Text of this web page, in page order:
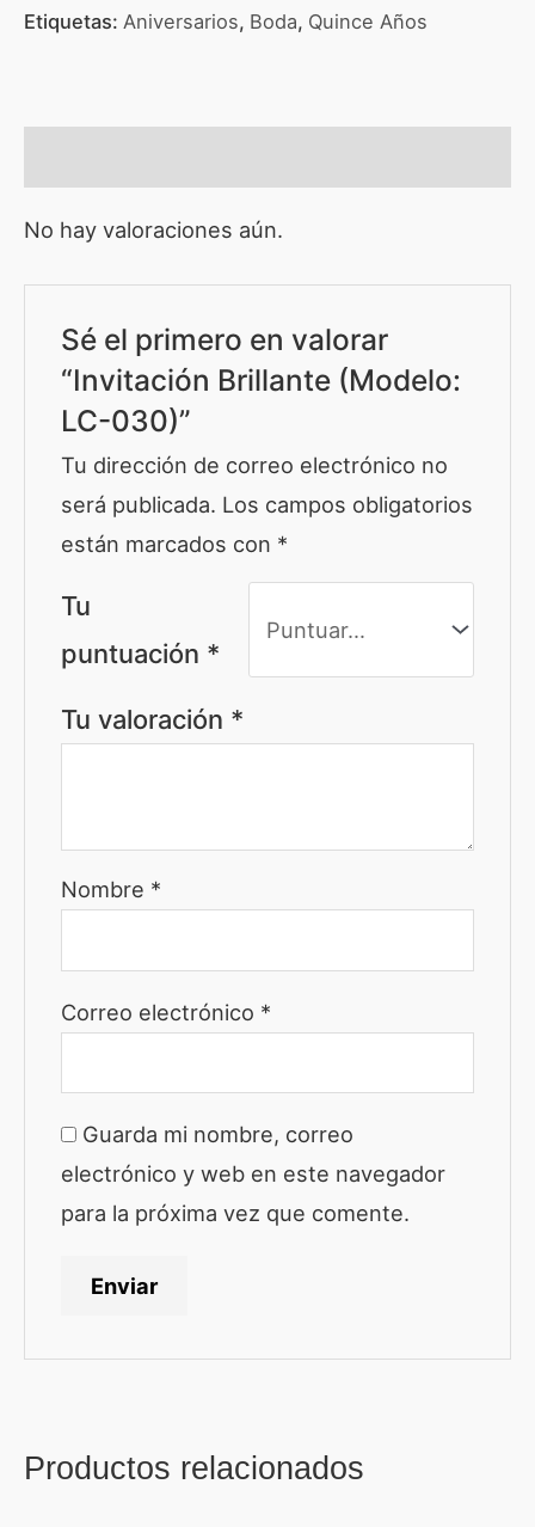
Etiquetas: Aniversarios, Boda, Quince Años
No hay valoraciones aún.
Sé el primero en valorar
“Invitación Brillante (Modelo:
LC-030)”
Tu dirección de correo electrónico no
será publicada. Los campos obligatorios
están marcados con *
Tu
puntuación *
Tu valoración *
Nombre *
Correo electrónico *
Guarda mi nombre, correo
electrónico y web en este navegador
para la próxima vez que comente.
Productos relacionados